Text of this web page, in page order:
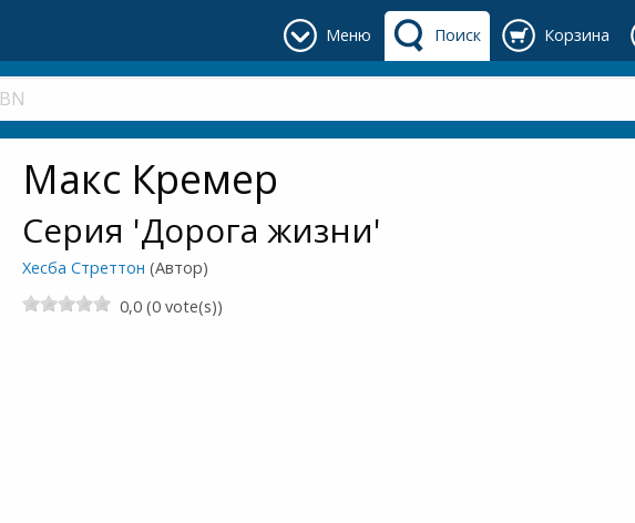
Меню Поиск Корзина
Макс Кремер
Серия 'Дорога жизни'
Хесба Стреттон (Автор)
0,0 (0 vote(s))